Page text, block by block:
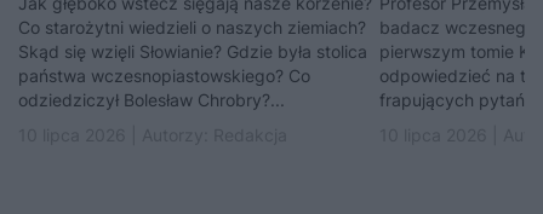
Co starożytni wiedzieli o naszych ziemiach?
Skąd się wzięli Słowianie? Gdzie była stolica
państwa wczesnopiastowskiego? Co
odziedziczył Bolesław Chrobry?...
badacz wczesnego
pierwszym tomie
odpowiedzieć na te
frapujących pytań.